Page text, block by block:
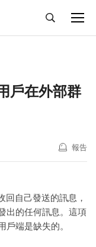
戶在外部群
報告
回自己發送的訊息，
出的任何訊息。這項
端是缺失的。